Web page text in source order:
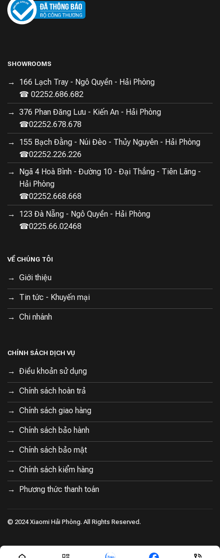
SHOWROOMS
166 Lạch Tray - Ngô Quyền - Hải Phòng
☎ 02252.686.682
376 Phan Đăng Lưu - Kiến An - Hải Phòng
☎02252.678.678
155 Bạch Đằng - Núi Đèo - Thủy Nguyên - Hải Phòng
☎02252.226.226
Ngã 4 Hoà Bình - Đường 10 - Đại Thắng - Tiên Lãng -
Hải Phòng
☎02252.668.668
123 Đà Nẵng - Ngô Quyền - Hải Phòng
☎0225.66.02468
VỀ CHÚNG TÔI
Giới thiệu
Tin tức - Khuyến mại
Chi nhánh
CHÍNH SÁCH DỊCH VỤ
Điều khoản sử dụng
Chính sách hoàn trả
Chính sách giao hàng
Chính sách bảo hành
Chính sách bảo mật
Chính sách kiểm hàng
Phương thức thanh toán
© 2024 Xiaomi Hải Phòng. All Rights Reserved.